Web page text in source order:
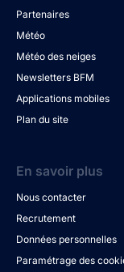
Partenaires
Météo
Météo des neiges
Newsletters BFM
Applications mobiles
Plan du site
En savoir plus
Nous contacter
Recrutement
Données personnelles
Paramétrage des